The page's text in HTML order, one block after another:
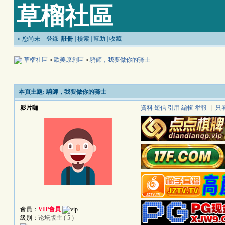
草榴社區
» 您尚未 登錄 註冊 檢索 幫助 收藏
草榴社區 » 歐美原創區 »騎師，我要做你的骑士
本頁主題: 騎師，我要做你的骑士
影片咖
會員： VIP會員
級別： 论坛版主 ( 5 )
資料 短信 引用 編輯 举報 只